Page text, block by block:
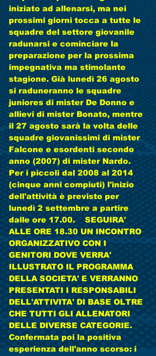
iniziato ad allenarsi, ma nei
prossimi giorni tocca a tutte le
squadre del settore giovanile
radunarsi e cominciare la
preparazione per la prossima
impegnativa ma stimolante
stagione. Già lunedì 26 agosto
si raduneranno le squadre
juniores di mister De Donno e
allievi di mister Bonato, mentre
il 27 agosto sarà la volta delle
squadre giovanissimi di mister
Falcone e esordenti secondo
anno (2007) di mister Nardo.
Per i piccoli dal 2008 al 2014
(cinque anni compiuti) l'inizio
dell'attività è previsto per
lunedì 2 settembre a partire
dalle ore 17.00.    SEGUIRA'
ALLE ORE 18.30 UN INCONTRO
ORGANIZZATIVO CON I
GENITORI DOVE VERRA'
ILLUSTRATO IL PROGRAMMA
DELLA SOCIETA' E VERRANNO
PRESENTATI I RESPONSABILI
DELL'ATTIVITA' DI BASE OLTRE
CHE TUTTI GLI ALLENATORI
DELLE DIVERSE CATEGORIE.
Confermata poi la positiva
esperienza dell'anno scorso: i